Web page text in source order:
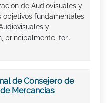
de Audiovisuales y
objetivos fundamentales
y
principalmente, for...
de Consejero de
Mercancías